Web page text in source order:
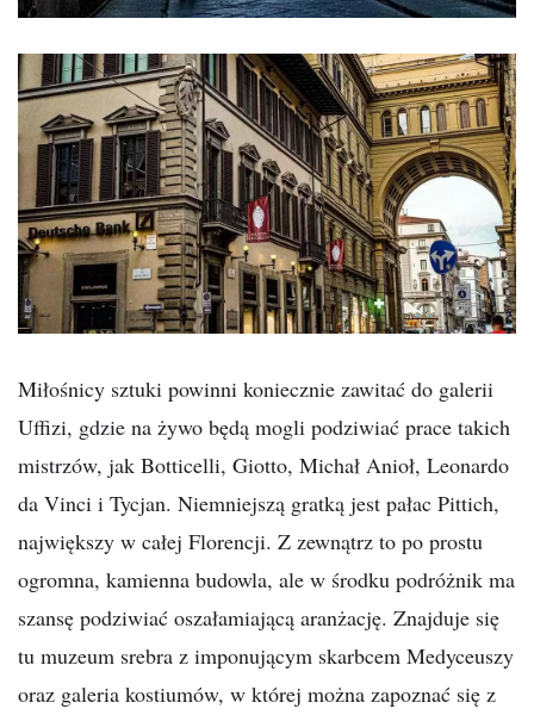
Miłośnicy sztuki powinni koniecznie zawitać do galerii
Uffizi, gdzie na żywo będą mogli podziwiać prace takich
mistrzów, jak Botticelli, Giotto, Michał Anioł, Leonardo
da Vinci i Tycjan. Niemniejszą gratką jest pałac Pittich,
największy w całej Florencji. Z zewnątrz to po prostu
ogromna, kamienna budowla, ale w środku podróżnik ma
szansę podziwiać oszałamiającą aranżację. Znajduje się
tu muzeum srebra z imponującym skarbcem Medyceuszy
oraz galeria kostiumów, w której można zapoznać się z